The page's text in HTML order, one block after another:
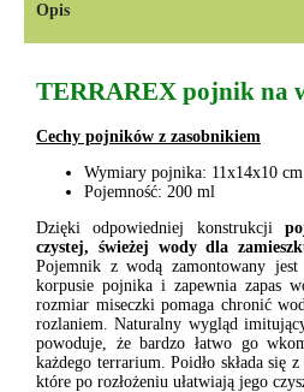
Opis
TERRAREX pojnik na
Cechy pojników z zasobnikiem
Wymiary pojnika: 11x14x10 cm
Pojemność: 200 ml
Dzięki odpowiedniej konstrukcji
czystej, świeżej wody dla
Pojemnik z wodą zamontowany
korpusie pojnika i zapewnia zapas
rozmiar miseczki pomaga chronić
rozlaniem. Naturalny wygląd
powoduje, że bardzo łatwo go
każdego terrarium. Poidło składa się
które po rozłożeniu ułatwiają jego